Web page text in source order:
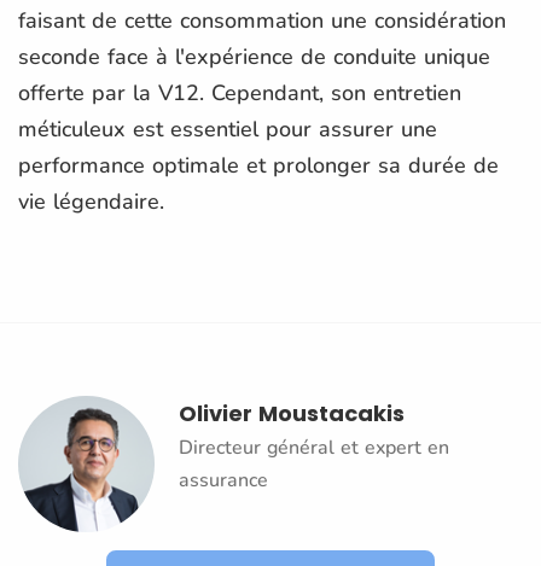
faisant de cette consommation une considération
seconde face à l'expérience de conduite unique
offerte par la V12. Cependant, son entretien
méticuleux est essentiel pour assurer une
performance optimale et prolonger sa durée de
vie légendaire.
Olivier Moustacakis
Directeur général et expert en
assurance